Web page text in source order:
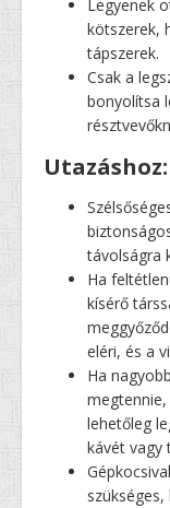
Legyenek
kötszerek,
tápszerek.
Csak a
bonyolítsa
Utazáshoz:
távolságra
Ha
kísérő
eléri, és a
Ha
lehetőleg
kávét vagy